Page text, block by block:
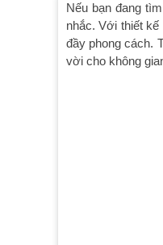
Nếu bạn đang
nhắc. Với thiết
đầy phong cách.
vời cho không